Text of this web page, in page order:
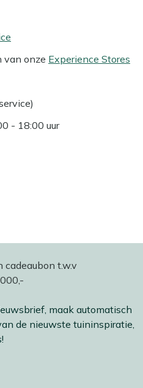
van onze Experience Stores
- 18:00 uur
maak automatisch
de nieuwste tuininspiratie,